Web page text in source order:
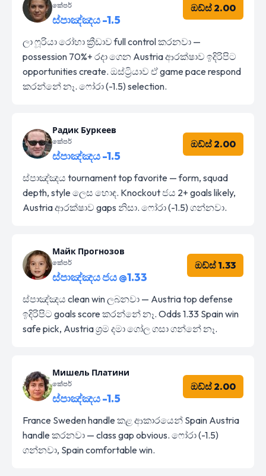
කේපර්
ස්පාඤ්ඤය -1.5
ඔඩ්ස් 2.00
ලා ෆූරියා රෝහා ක්‍රීඩාව full control කරනවා —
possession 70%+ රදා ගෙන Austria ආරක්ෂාව ඉදිරිපිට
opportunities create. ඔස්ට්‍රියාව ඒ game pace respond
කරන්නේ නෑ. ෆෝරා (-1.5) selection.
Радик Буркеев
කේපර්
ස්පාඤ්ඤය -1.5
ඔඩ්ස් 2.00
ස්පාඤ්ඤය tournament top favorite — form, squad
depth, style ලෙස හොඳ. Knockout ජය 2+ goals likely,
Austria ආරක්ෂාව gaps නිසා. ෆෝරා (-1.5) ගන්නවා.
Майк Прогнозов
කේපර්
ස්පාඤ්ඤය ජය @1.33
ඔඩ්ස් 1.33
ස්පාඤ්ඤය clean win ලබනවා — Austria top defense
ඉදිරිපිට goals score කරන්නේ නෑ. Odds 1.33 Spain win
safe pick, Austria ශ්‍රම දමා ගෝල ගසා ගන්නේ නෑ.
Мишель Платини
කේපර්
ස්පාඤ්ඤය -1.5
ඔඩ්ස් 2.00
France Sweden handle කළ ආකාරයෙන් Spain Austria
handle කරනවා — class gap obvious. ෆෝරා (-1.5)
ගන්නවා, Spain comfortable win.